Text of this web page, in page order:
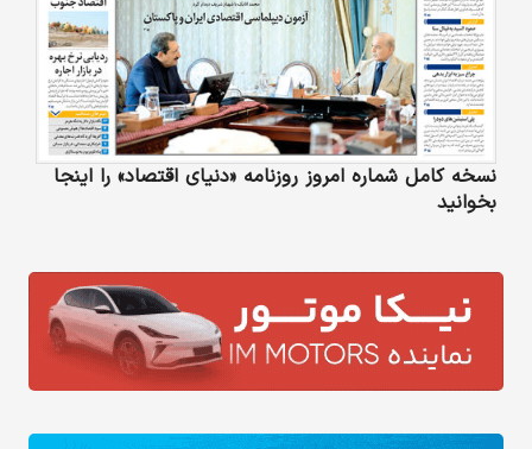
نسخه کامل شماره امروز روزنامه «دنیای‌ اقتصاد» را اینجا
بخوانید